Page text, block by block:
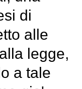
di
alle
legge,
a tale